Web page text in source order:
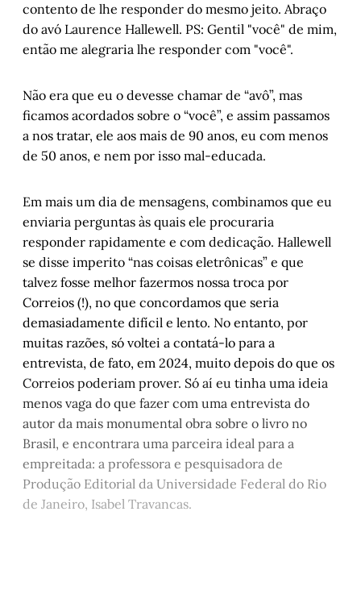
contento de lhe responder do mesmo jeito. Abraço
do avó Laurence Hallewell. PS: Gentil "você" de mim,
então me alegraria lhe responder com "você".
Não era que eu o devesse chamar de “avô”, mas
ficamos acordados sobre o “você”, e assim passamos
a nos tratar, ele aos mais de 90 anos, eu com menos
de 50 anos, e nem por isso mal-educada.
Em mais um dia de mensagens, combinamos que eu
enviaria perguntas às quais ele procuraria
responder rapidamente e com dedicação. Hallewell
se disse imperito “nas coisas eletrônicas” e que
talvez fosse melhor fazermos nossa troca por
Correios (!), no que concordamos que seria
demasiadamente difícil e lento. No entanto, por
muitas razões, só voltei a contatá-lo para a
entrevista, de fato, em 2024, muito depois do que os
Correios poderiam prover. Só aí eu tinha uma ideia
menos vaga do que fazer com uma entrevista do
autor da mais monumental obra sobre o livro no
Brasil, e encontrara uma parceira ideal para a
empreitada: a professora e pesquisadora de
Produção Editorial da Universidade Federal do Rio
de Janeiro, Isabel Travancas.